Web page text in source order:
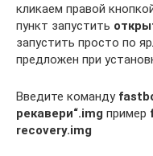
кликаем правой
пункт запустить
запустить просто по
предложен при
Введите команду
рекавери“.img пример
recovery.img